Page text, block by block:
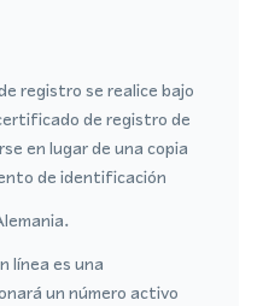
registro se realice bajo
de registro de
en lugar de una copia
de identificación
línea es una
un número activo